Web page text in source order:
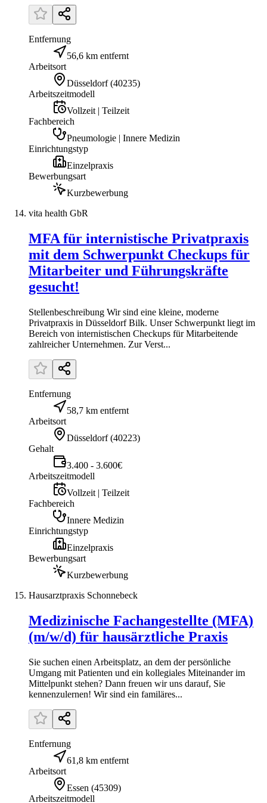
Entfernung
56,6 km entfernt
Arbeitsort
Düsseldorf (40235)
Arbeitszeitmodell
Vollzeit | Teilzeit
Fachbereich
Pneumologie | Innere Medizin
Einrichtungstyp
Einzelpraxis
Bewerbungsart
Kurzbewerbung
vita health GbR
MFA für internistische Privatpraxis
mit dem Schwerpunkt Checkups für
Mitarbeiter und Führungskräfte
gesucht!
Stellenbeschreibung Wir sind eine kleine, moderne
Privatpraxis in Düsseldorf Bilk. Unser Schwerpunkt liegt im
Bereich von internistischen Checkups für Mitarbeitende
zahlreicher Unternehmen. Zur Verst...
Entfernung
58,7 km entfernt
Arbeitsort
Düsseldorf (40223)
Gehalt
3.400 - 3.600€
Arbeitszeitmodell
Vollzeit | Teilzeit
Fachbereich
Innere Medizin
Einrichtungstyp
Einzelpraxis
Bewerbungsart
Kurzbewerbung
Hausarztpraxis Schonnebeck
Medizinische Fachangestellte (MFA)
(m/w/d) für hausärztliche Praxis
Sie suchen einen Arbeitsplatz, an dem der persönliche
Umgang mit Patienten und ein kollegiales Miteinander im
Mittelpunkt stehen? Dann freuen wir uns darauf, Sie
kennenzulernen! Wir sind ein familäres...
Entfernung
61,8 km entfernt
Arbeitsort
Essen (45309)
Arbeitszeitmodell